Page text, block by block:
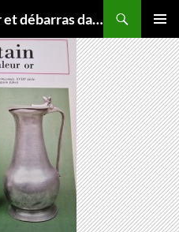
Blog antiquaire brocanteur et débarras dans le Var
MENU